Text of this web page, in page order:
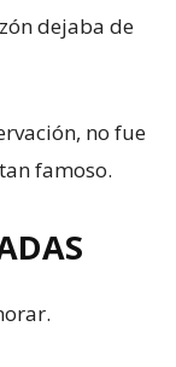
dejaba de
no fue
famoso.